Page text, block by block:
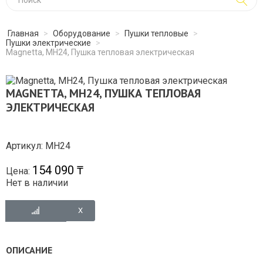
Главная > Оборудование > Пушки тепловые
>
Пушки электрические
>
Magnetta, MH24, Пушка тепловая электрическая
MAGNETTA, MH24, ПУШКА ТЕПЛОВАЯ
ЭЛЕКТРИЧЕСКАЯ
Артикул: MH24
Цена: 154 090 ₸
Нет в наличии
ОПИСАНИЕ